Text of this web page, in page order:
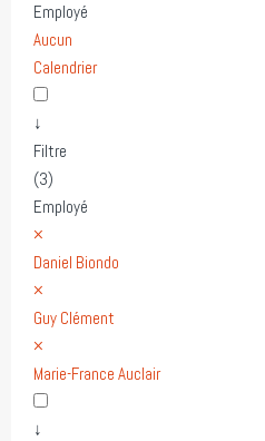
Employé
Aucun
Calendrier
↓
Filtre
(3)
Employé
×
Daniel Biondo
×
Guy Clément
×
Marie-France Auclair
↓